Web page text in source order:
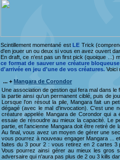
Scintillement momentané estLE Trick
d'en jouer un ou deux si vous en avez ouvert
En draft, ce n'est pas un first pick (quoique ...)
ce format de sauver une créature
d'arrivée en jeu d'une de vos créatures. Voici
... + Mangara de Corondor
Une association de gestion qui fera mal dans
la partie ainsi qu'un permanent ciblé, puis de
Lorsque l'on résout la pile, Mangara fait un
dégagé (avec le mal d'invocation). C'est une
créature appelée Mangara de Corondor qui
essaie de résoudre au mieux la capacité. Le
partie, et l'ancienne Mangara doit être retiré de
Au final, vous avez un moyen de gérer une
vous pourrez à nouveau engager Mangara ...
faites du 3 pour 2 : vous retirez en 2 cartes 3
Vous pourrez ainsi gérer au mieux les gros
adversaire qui n'aura pas plus de 2 ou 3 kills